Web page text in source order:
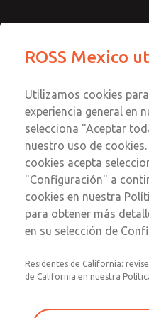
Serie MD3
MD353ECA9CC2N
Enviar esta
electrónico
1-800-
1-
ROSS Mexico
Utilizamos cookies
experiencia general en
selecciona "Aceptar
nuestro uso de
cookies acepta
"Configuración" a
cookies en nuestra
para obtener más
en su selección de
Residentes de California:
de California en nuestra